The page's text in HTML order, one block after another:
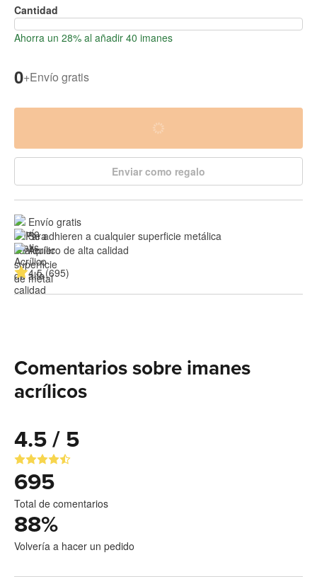
Cantidad
Ahorra un 28% al añadir 40 imanes
0+Envío gratis
Enviar como regalo
Envío gratis
Se adhieren a cualquier superficie metálica
Acrílico de alta calidad
4.5 (695)
Comentarios sobre imanes
acrílicos
4.5 / 5
695
Total de comentarios
88%
Volvería a hacer un pedido